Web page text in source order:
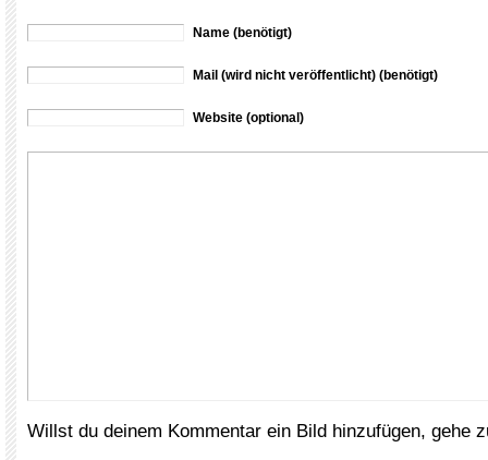
Name (benötigt)
Mail (wird nicht veröffentlicht) (benötigt)
Website (optional)
Willst du deinem Kommentar ein Bild hinzufügen, gehe